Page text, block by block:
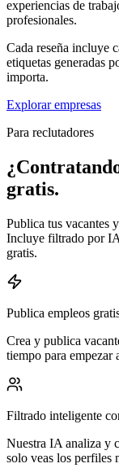
experiencias de
profesionales.
Cada reseña incluye
etiquetas generadas
importa.
Explorar empresas
Para reclutadores
gratis.
Publica tus vacantes
Incluye filtrado por
gratis.
Publica empleos
Crea y publica
tiempo para empezar
Filtrado inteligente
Nuestra IA analiza y
solo veas los perfiles